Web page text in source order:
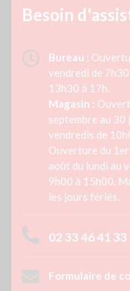
Besoin
Bureau :
vendredi de
13h30 à 17h.
Magasin :
septembre au 30
vendredis de
Ouverture du
août du lundi au
9h00 à 15h00.
les jours fériés.
02 33 46 41 33
Formulaire de